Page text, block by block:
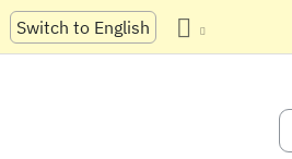
Switch to English